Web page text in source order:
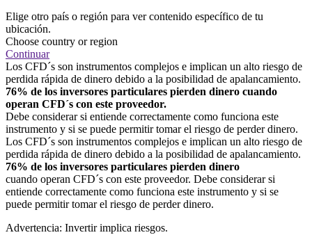
Elige otro país o región para ver contenido específico de tu
ubicación.
Choose country or region
Continuar
Los CFD´s son instrumentos complejos e implican un alto riesgo de
perdida rápida de dinero debido a la posibilidad de apalancamiento.
76% de los inversores particulares pierden dinero cuando
operan CFD´s con este proveedor.
Debe considerar si entiende correctamente como funciona este
instrumento y si se puede permitir tomar el riesgo de perder dinero.
Los CFD´s son instrumentos complejos e implican un alto riesgo de
perdida rápida de dinero debido a la posibilidad de apalancamiento.
76% de los inversores particulares pierden dinero
cuando operan CFD´s con este proveedor. Debe considerar si
entiende correctamente como funciona este instrumento y si se
puede permitir tomar el riesgo de perder dinero.
Advertencia: Invertir implica riesgos.